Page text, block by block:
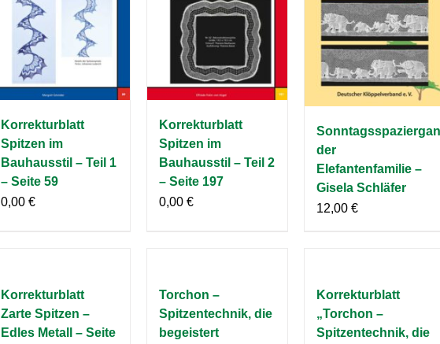
Korrekturblatt
Spitzen im
Bauhausstil – Teil 1
– Seite 59
0,00€
Korrekturblatt
Spitzen im
Bauhausstil – Teil 2
– Seite 197
0,00 €
der
Elefantenfamilie –
Gisela Schläfer
12,00 €
Korrekturblatt
Zarte Spitzen –
Edles Metall – Seite
Torchon –
Spitzentechnik, die
begeistert
Korrekturblatt
„Torchon –
Spitzentechnik, die